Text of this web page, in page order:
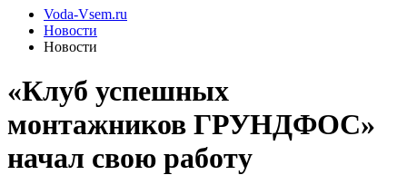
Voda-Vsem.ru
Новости
Новости
«Клуб успешных
монтажников ГРУНДФОС»
начал свою работу